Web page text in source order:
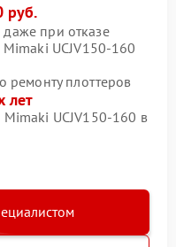
руб.
даже при отказе
UCJV150-160
ремонту плоттеров
лет
UCJV150-160 в